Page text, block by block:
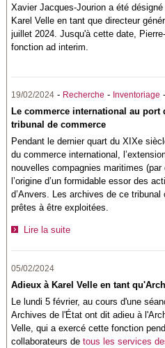
Xavier Jacques-Jourion a été
Karel Velle en tant que directeur
juillet 2024. Jusqu'à cette date,
fonction ad interim.
19/02/2024 - Recherche - Inventoriage -
Le commerce international au port
tribunal de commerce
Pendant le dernier quart du XIXe
du commerce international,
nouvelles compagnies maritimes
l’origine d’un formidable essor des
d’Anvers. Les archives de ce
prêtes à être exploitées.
Lire la suite
05/02/2024
Adieux à Karel Velle en tant
Le lundi 5 février, au cours d'une
Archives de l'État ont dit adieu à
Velle, qui a exercé cette fonction
collaborateurs detous les services